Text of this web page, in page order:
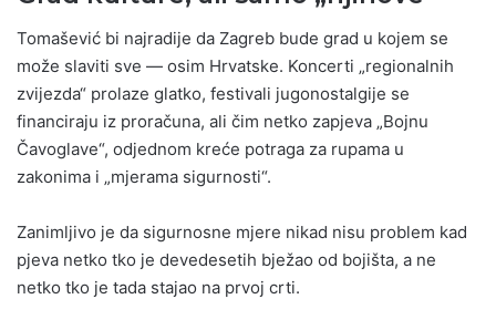
Tomašević bi najradije da Zagreb bude grad u kojem se
može slaviti sve — osim Hrvatske. Koncerti „regionalnih
zvijezda“ prolaze glatko, festivali jugonostalgije se
financiraju iz proračuna, ali čim netko zapjeva „Bojnu
Čavoglave“, odjednom kreće potraga za rupama u
zakonima i „mjerama sigurnosti“.
Zanimljivo je da sigurnosne mjere nikad nisu problem kad
pjeva netko tko je devedesetih bježao od bojišta, a ne
netko tko je tada stajao na prvoj crti.